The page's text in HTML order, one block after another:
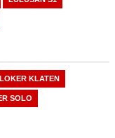
LOKER KLATEN
SOLO